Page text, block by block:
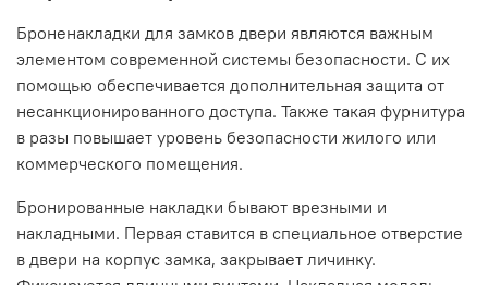
Броненакладки для замков двери являются важным
элементом современной системы безопасности. С их
помощью обеспечивается дополнительная защита от
несанкционированного доступа. Также такая фурнитура
в разы повышает уровень безопасности жилого или
коммерческого помещения.
Бронированные накладки бывают врезными и
накладными. Первая ставится в специальное отверстие
в двери на корпус замка, закрывает личинку.